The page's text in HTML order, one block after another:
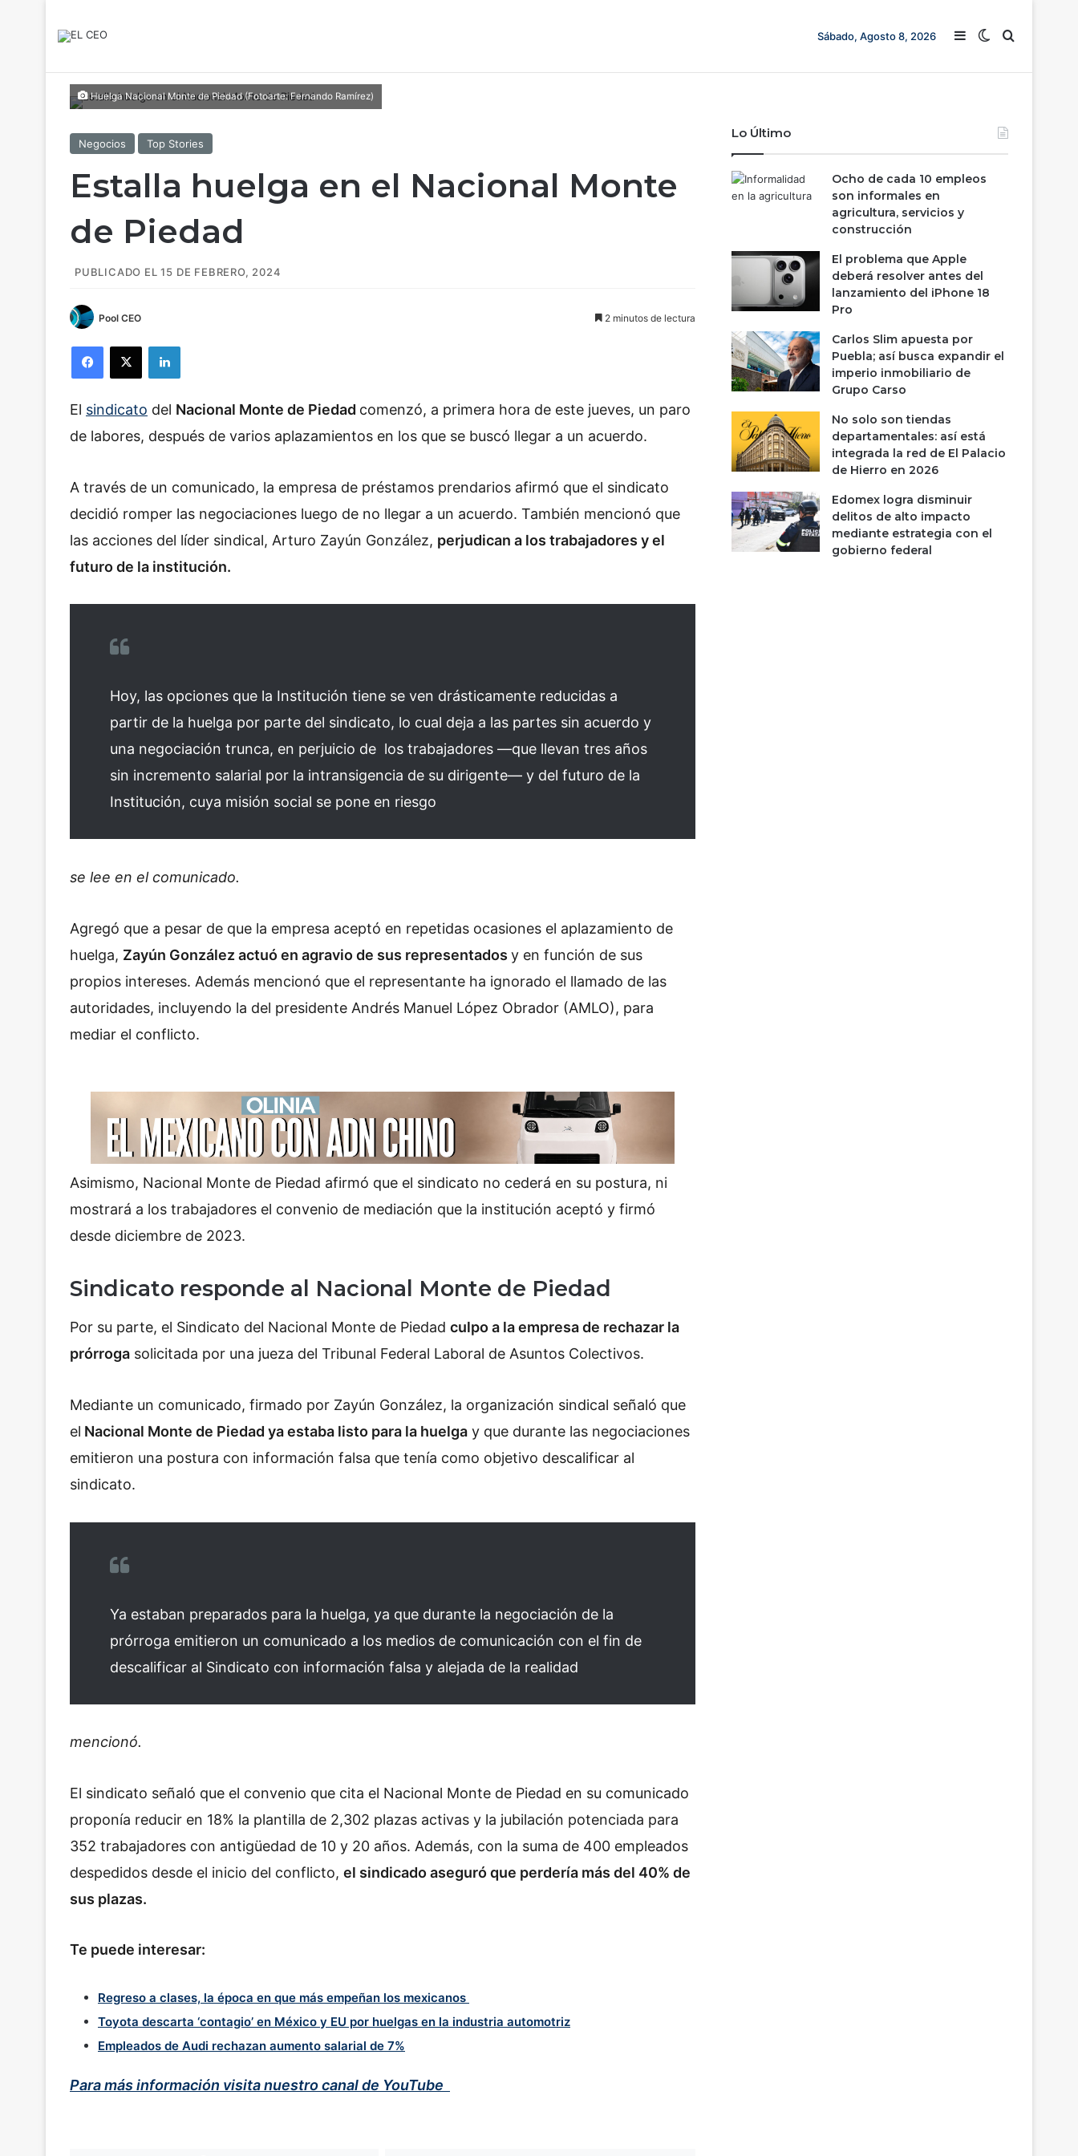
Sábado, Agosto 8, 2026 Barra lateral
Switch skin
Buscar
Huelga Nacional Monte de Piedad (Fotoarte: Fernando Ramírez)
Negocios Top Stories
Estalla huelga en el Nacional Monte
de Piedad
PUBLICADO EL 15 DE FEBRERO, 2024
Pool CEO 2 minutos de lectura
El sindicato del Nacional Monte de Piedad comenzó, a primera hora de este jueves, un paro
de labores, después de varios aplazamientos en los que se buscó llegar a un acuerdo.
A través de un comunicado, la empresa de préstamos prendarios afirmó que el sindicato
decidió romper las negociaciones luego de no llegar a un acuerdo. También mencionó que
las acciones del líder sindical, Arturo Zayún González, perjudican a los trabajadores y el
futuro de la institución.
Hoy, las opciones que la Institución tiene se ven drásticamente reducidas a
partir de la huelga por parte del sindicato, lo cual deja a las partes sin acuerdo y
una negociación trunca, en perjuicio de los trabajadores —que llevan tres años
sin incremento salarial por la intransigencia de su dirigente— y del futuro de la
Institución, cuya misión social se pone en riesgo
se lee en el comunicado.
Agregó que a pesar de que la empresa aceptó en repetidas ocasiones el aplazamiento de
huelga, Zayún González actuó en agravio de sus representados y en función de sus
propios intereses. Además mencionó que el representante ha ignorado el llamado de las
autoridades, incluyendo la del presidente Andrés Manuel López Obrador (AMLO), para
mediar el conflicto.
Asimismo, Nacional Monte de Piedad afirmó que el sindicato no cederá en su postura, ni
mostrará a los trabajadores el convenio de mediación que la institución aceptó y firmó
desde diciembre de 2023.
Sindicato responde al Nacional Monte de Piedad
Por su parte, el Sindicato del Nacional Monte de Piedad culpo a la empresa de rechazar la
prórroga solicitada por una jueza del Tribunal Federal Laboral de Asuntos Colectivos.
Mediante un comunicado, firmado por Zayún González, la organización sindical señaló que
el Nacional Monte de Piedad ya estaba listo para la huelga y que durante las negociaciones
emitieron una postura con información falsa que tenía como objetivo descalificar al
sindicato.
Ya estaban preparados para la huelga, ya que durante la negociación de la
prórroga emitieron un comunicado a los medios de comunicación con el fin de
descalificar al Sindicato con información falsa y alejada de la realidad
mencionó.
El sindicato señaló que el convenio que cita el Nacional Monte de Piedad en su comunicado
proponía reducir en 18% la plantilla de 2,302 plazas activas y la jubilación potenciada para
352 trabajadores con antigüedad de 10 y 20 años. Además, con la suma de 400 empleados
despedidos desde el inicio del conflicto, el sindicado aseguró que perdería más del 40% de
sus plazas.
Te puede interesar:
Regreso a clases, la época en que más empeñan los mexicanos
Toyota descarta ‘contagio’ en México y EU por huelgas en la industria automotriz
Empleados de Audi rechazan aumento salarial de 7%
Para más información visita nuestro canal de YouTube
Lo Último
Ocho de cada 10 empleos
son informales en
agricultura, servicios y
construcción
El problema que Apple
deberá resolver antes del
lanzamiento del iPhone 18
Pro
Carlos Slim apuesta por
Puebla; así busca expandir el
imperio inmobiliario de
Grupo Carso
No solo son tiendas
departamentales: así está
integrada la red de El Palacio
de Hierro en 2026
Edomex logra disminuir
delitos de alto impacto
mediante estrategia con el
gobierno federal